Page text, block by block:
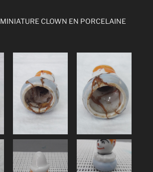
MINIATURE CLOWN EN PORCELAINE